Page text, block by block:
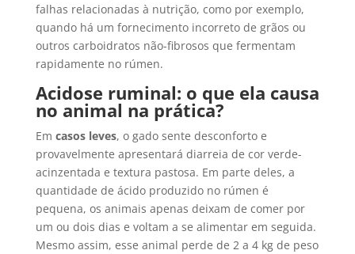
falhas relacionadas à nutrição, como por exemplo,
quando há um fornecimento incorreto de grãos ou
outros carboidratos não-fibrosos que fermentam
rapidamente no rúmen.
Acidose ruminal: o que ela causa
no animal na prática?
Em casos leves, o gado sente desconforto e
provavelmente apresentará diarreia de cor verde-
acinzentada e textura pastosa. Em parte deles, a
quantidade de ácido produzido no rúmen é
pequena, os animais apenas deixam de comer por
um ou dois dias e voltam a se alimentar em seguida.
Mesmo assim, esse animal perde de 2 a 4 kg de peso